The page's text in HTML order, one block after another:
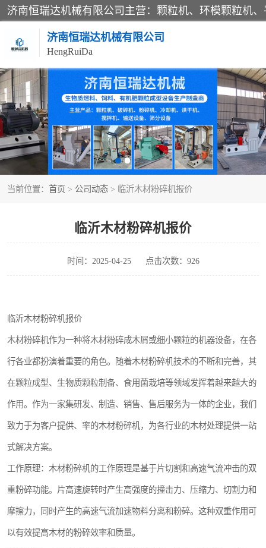
济南恒瑞达机械有限公司
HengRuiDa
当前位置： 首页 > 公司动态 > 临沂木材粉碎机报价
临沂木材粉碎机报价
时间：2025-04-25 点击次数：926
临沂木材粉碎机报价
木材粉碎机作为一种将木材粉碎成木屑或细小颗粒的机器设备，在各
行各业都扮演着重要的角色。随着木材粉碎机技术的不断和完善，其
在颗粒成型、生物质颗粒制备、食用菌栽培等领域发挥着越来越大的
作用。作为一家集研发、制造、销售、售后服务为一体的企业，我们
致力于为客户提供、率的木材粉碎机，为各行业的木材处理提供一站
式解决方案。
工作原理：木材粉碎机的工作原理是基于片切割和高速气流冲击的双
重粉碎功能。片高速旋转时产生高强度的撞击力、压缩力、切割力和
摩擦力，同时产生的高速气流加速物料分离和粉碎。这种双重作用可
以有效提高木材的粉碎效率和质量。
颗粒机
平模颗粒机
秸秆颗粒机
燃料颗粒机
滚筒筛
锯末滚筒筛